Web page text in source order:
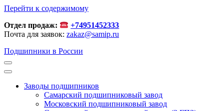
Перейти к содержимому
Отдел продаж:
+74951452333
Почта для заявок: zakaz@samip.ru
Подшипники в России
Заводы подшипников
Cамарский подшипниковый завод
Московский подшипниковый завод